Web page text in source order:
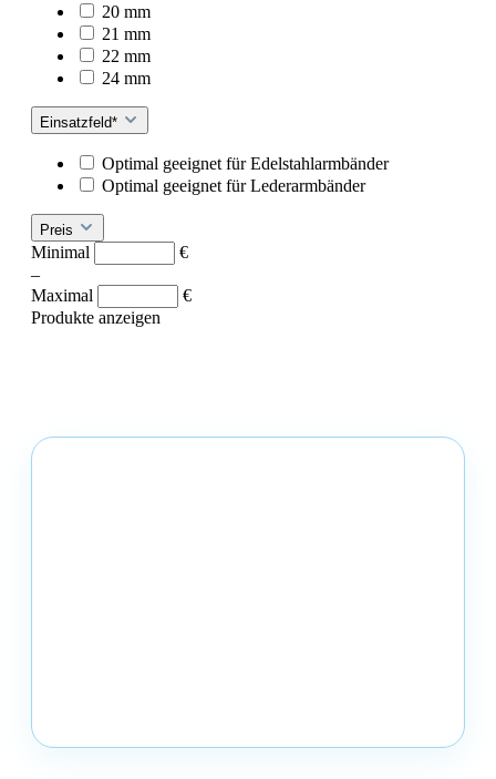
20 mm
21 mm
22 mm
24 mm
Einsatzfeld*
Optimal geeignet für Edelstahlarmbänder
Optimal geeignet für Lederarmbänder
Preis
Minimal
€
–
Maximal
€
Produkte anzeigen